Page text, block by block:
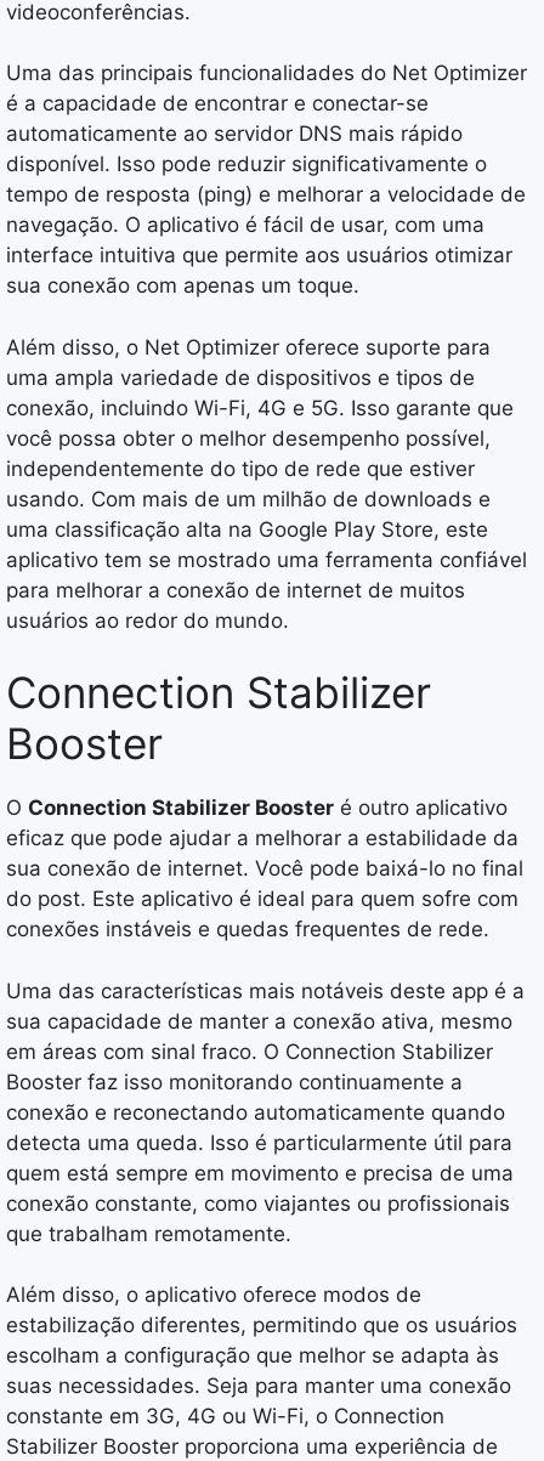
videoconferências.
Uma das principais funcionalidades do Net Optimizer
é a capacidade de encontrar e conectar-se
automaticamente ao servidor DNS mais rápido
disponível. Isso pode reduzir significativamente o
tempo de resposta (ping) e melhorar a velocidade de
navegação. O aplicativo é fácil de usar, com uma
interface intuitiva que permite aos usuários otimizar
sua conexão com apenas um toque.
Além disso, o Net Optimizer oferece suporte para
uma ampla variedade de dispositivos e tipos de
conexão, incluindo Wi-Fi, 4G e 5G. Isso garante que
você possa obter o melhor desempenho possível,
independentemente do tipo de rede que estiver
usando. Com mais de um milhão de downloads e
uma classificação alta na Google Play Store, este
aplicativo tem se mostrado uma ferramenta confiável
para melhorar a conexão de internet de muitos
usuários ao redor do mundo.
Connection Stabilizer
Booster
O Connection Stabilizer Booster é outro aplicativo
eficaz que pode ajudar a melhorar a estabilidade da
sua conexão de internet. Você pode baixá-lo no final
do post. Este aplicativo é ideal para quem sofre com
conexões instáveis e quedas frequentes de rede.
Uma das características mais notáveis deste app é a
sua capacidade de manter a conexão ativa, mesmo
em áreas com sinal fraco. O Connection Stabilizer
Booster faz isso monitorando continuamente a
conexão e reconectando automaticamente quando
detecta uma queda. Isso é particularmente útil para
quem está sempre em movimento e precisa de uma
conexão constante, como viajantes ou profissionais
que trabalham remotamente.
Além disso, o aplicativo oferece modos de
estabilização diferentes, permitindo que os usuários
escolham a configuração que melhor se adapta às
suas necessidades. Seja para manter uma conexão
constante em 3G, 4G ou Wi-Fi, o Connection
Stabilizer Booster proporciona uma experiência de